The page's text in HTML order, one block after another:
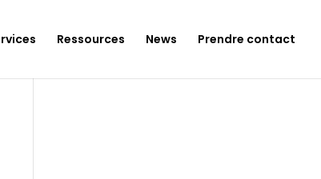
Ressources News Prendre contact